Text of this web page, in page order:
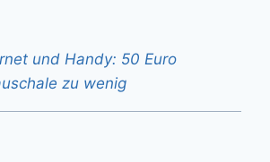
und Handy: 50 Euro
zu wenig